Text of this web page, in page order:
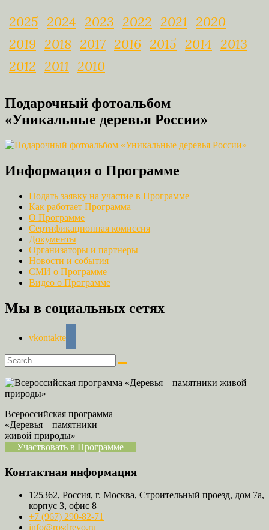
2025 2024 2023 2022 2021
2020
2019 2018 2017 2016 2015 2014 2013
2012 2011 2010
Подарочный фотоальбом
«Уникальные деревья России»
Информация о Программе
Подать заявку на участие в Программе
Как работает Программа
О Программе
Сертификационная комиссия
Документы
Организаторы и партнеры
Новости и события
СМИ о Программе
Видео о Программе
Мы в социальных сетях
vkontakte
Всероссийская программа
«Деревья – памятники
живой природы»
Участвовать в Программе
Контактная информация
125362, Россия, г. Москва, Строительный проезд, дом 7а,
корпус 3, офис 8
+7 (967) 290-82-71
info@rosdrevo.ru